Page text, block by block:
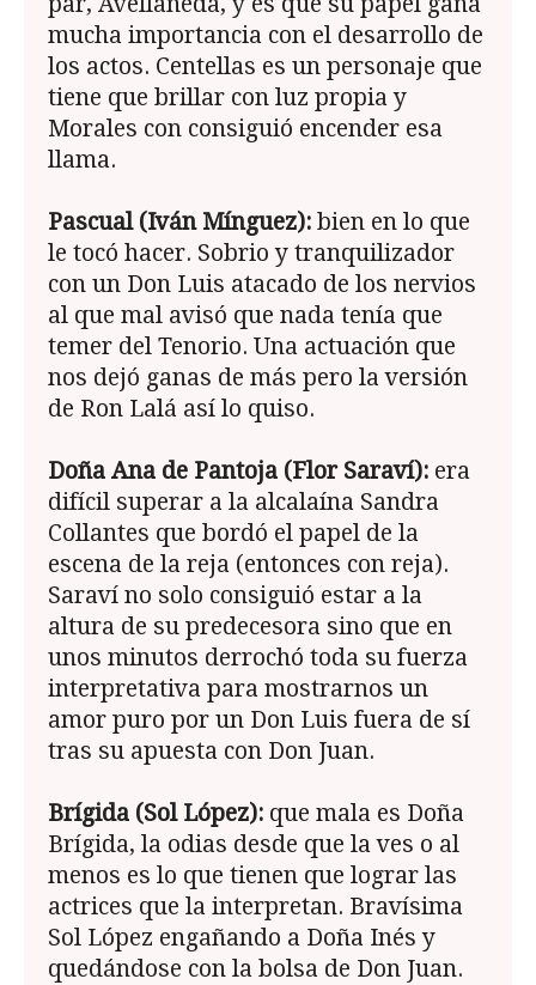
mucha importancia con el desarrollo de
los actos. Centellas es un personaje que
tiene que brillar con luz propia y
Morales con consiguió encender esa
llama.
Pascual (Iván Mínguez): bien en lo que
le tocó hacer. Sobrio y tranquilizador
con un Don Luis atacado de los nervios
al que mal avisó que nada tenía que
temer del Tenorio. Una actuación que
nos dejó ganas de más pero la versión
de Ron Lalá así lo quiso.
Doña Ana de Pantoja (Flor Saraví): era
difícil superar a la alcalaína Sandra
Collantes que bordó el papel de la
escena de la reja (entonces con reja).
Saraví no solo consiguió estar a la
altura de su predecesora sino que en
unos minutos derrochó toda su fuerza
interpretativa para mostrarnos un
amor puro por un Don Luis fuera de sí
tras su apuesta con Don Juan.
Brígida (Sol López): que mala es Doña
Brígida, la odias desde que la ves o al
menos es lo que tienen que lograr las
actrices que la interpretan. Bravísima
Sol López engañando a Doña Inés y
quedándose con la bolsa de Don Juan.